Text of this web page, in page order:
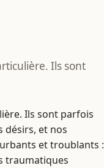
Ils sont
Ils sont parfois
désirs, et nos
et troublants :
traumatiques